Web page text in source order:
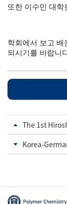
또한 이수민 대
학회에서 보고 배
되시기를 바랍니
The 1st
Korea-